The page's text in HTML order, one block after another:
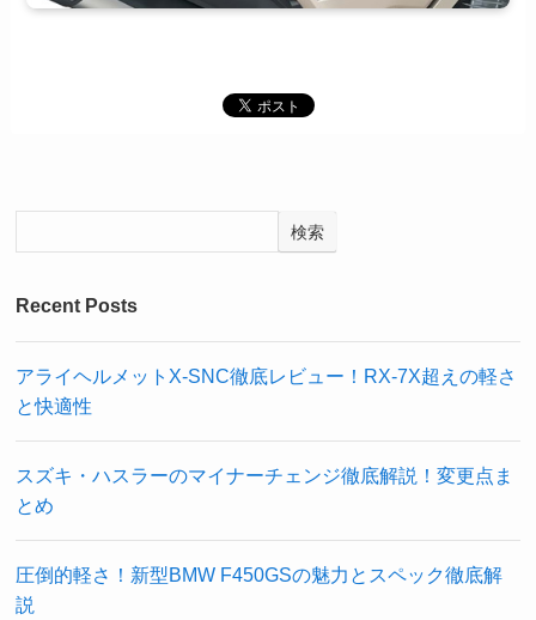
検索
Recent Posts
アライヘルメットX-SNC徹底レビュー！RX-7X超えの軽さ
と快適性
スズキ・ハスラーのマイナーチェンジ徹底解説！変更点ま
とめ
圧倒的軽さ！新型BMW F450GSの魅力とスペック徹底解
説